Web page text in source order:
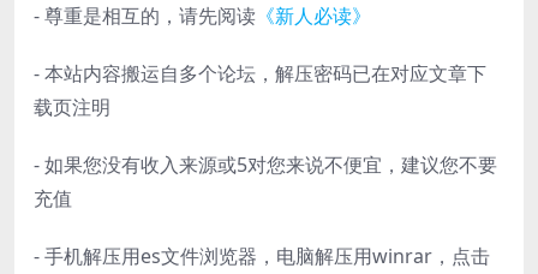
- 尊重是相互的，请先阅读 《新人必读》
- 本站内容搬运自多个论坛，解压密码已在对应文章下
载页注明
- 如果您没有收入来源或5对您来说不便宜，建议您不要
充值
- 手机解压用es文件浏览器，电脑解压用winrar，点击